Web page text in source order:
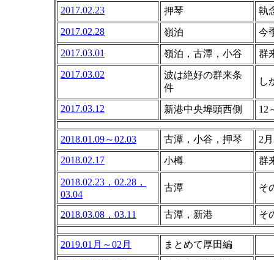
2017.02.23 押琴
執
2017.02.28
嶺泊
今
2017.03.01
嶺泊，古潭，小谷
群
2017.03.02
波は絶好の群来条
件
し
2017.03.12 新港中央埠頭西側 12
2018.01.09～02.03 古潭，小谷，押琴
2
2018.02.17
小樽 群
2018.02.23，02.28，
03.04
古潭 そ
2018.03.08，03.11 古潭，新港 そ
2019.01月～02月 まとめて厚田編